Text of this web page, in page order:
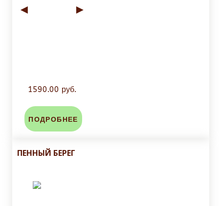
◄ ►
1590.00 руб.
ПОДРОБНЕЕ
ПЕННЫЙ БЕРЕГ